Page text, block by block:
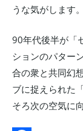
うな気がします。
90年代後半が「
ションのパター
合の衆と共同幻
ブに捉えられた
そろ次の空気に